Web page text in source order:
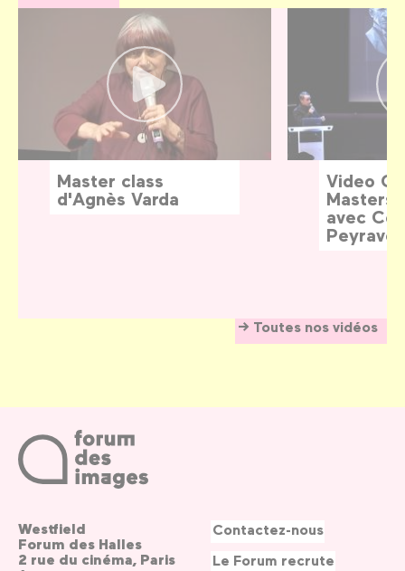
Toutes nos vidéos
Master class
d'Agnès Varda
Video
avec
Westfield
Forum des Halles
2 rue du cinéma, Paris
Contactez-nous
Le Forum recrute